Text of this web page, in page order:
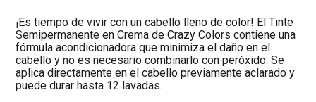
¡Es tiempo de vivir con un cabello lleno de color! El Tinte
Semipermanente en Crema de Crazy Colors contiene una
fórmula acondicionadora que minimiza el daño en el
cabello y no es necesario combinarlo con peróxido. Se
aplica directamente en el cabello previamente aclarado y
puede durar hasta 12 lavadas.